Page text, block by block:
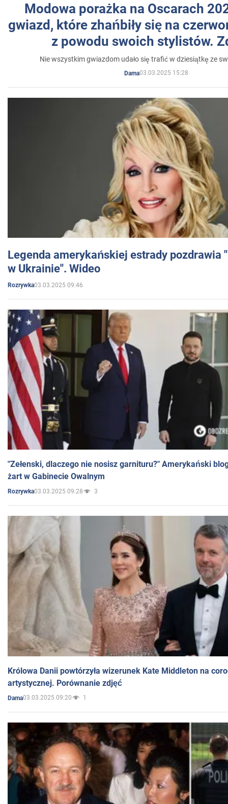
Modowa porażka na Oscarach
gwiazd, które zhańbiły się na
z powodu swoich stylistów.
Nie wszystkim gwiazdom udało się trafić w dziesiątkę ze
Dama03.03.2025 15:28
Legenda amerykańskiej estrady pozdrawia
w Ukrainie". Wideo
Rozrywka03.03.2025 09:46
"Zełenski, dlaczego nie nosisz garnituru?" Amerykański
żart w Gabinecie Owalnym
Rozrywka03.03.2025 09:28 3
Królowa Danii powtórzyła wizerunek Kate Middleton na
artystycznej. Porównanie zdjęć
Dama03.03.2025 09:20 1